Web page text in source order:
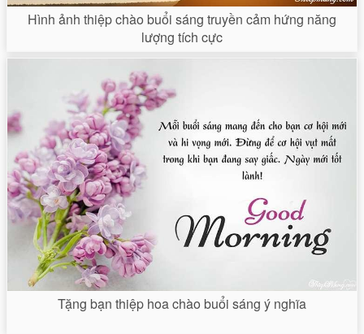
Hình ảnh thiệp chào buổi sáng truyền cảm hứng năng
lượng tích cực
Tặng bạn thiệp hoa chào buổi sáng ý nghĩa